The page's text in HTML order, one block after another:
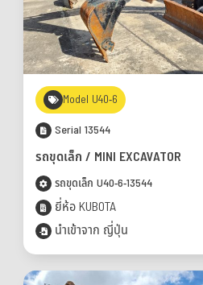
Model U40-6
Serial 13544
รถขุดเล็ก / MINI EXCAVATOR
รถขุดเล็ก U40-6-13544
ยี่ห้อ KUBOTA
นำเข้าจาก ญี่ปุ่น